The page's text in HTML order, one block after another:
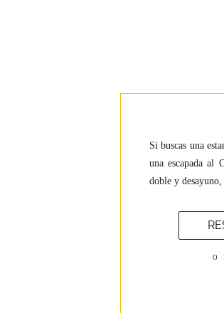
Si buscas una
una escapada al
doble y desayuno,
O